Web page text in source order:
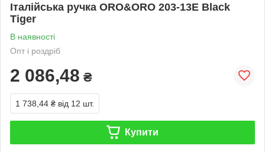
Італійська ручка ORO&ORO 203-13E Black
Tiger
В наявності
Опт і роздріб
2 086,48 ₴
1 738,44 ₴ від 12 шт.
Купити